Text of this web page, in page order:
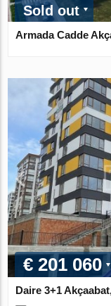
Sold out
Armada Cadde
€ 201 060
Daire 3+1